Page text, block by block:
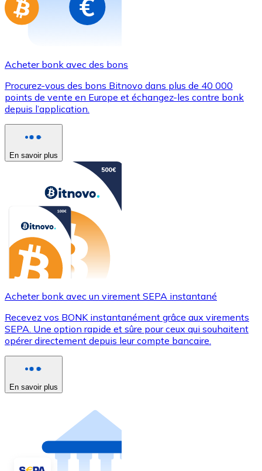
Acheter bonk avec des bons
Procurez-vous des bons Bitnovo dans plus de 40 000
points de vente en Europe et échangez-les contre bonk
depuis l’application.
En savoir plus
Acheter bonk avec un virement SEPA instantané
Recevez vos BONK instantanément grâce aux virements
SEPA. Une option rapide et sûre pour ceux qui souhaitent
opérer directement depuis leur compte bancaire.
En savoir plus